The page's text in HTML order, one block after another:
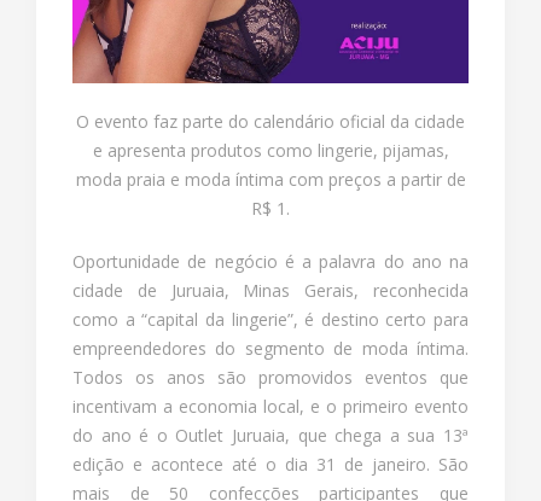
O evento faz parte do calendário oficial da cidade
e apresenta produtos como lingerie, pijamas,
moda praia e moda íntima com preços a partir de
R$ 1.
Oportunidade de negócio é a palavra do ano na
cidade de Juruaia, Minas Gerais, reconhecida
como a “capital da lingerie”, é destino certo para
empreendedores do segmento de moda íntima.
Todos os anos são promovidos eventos que
incentivam a economia local, e o primeiro evento
do ano é o Outlet Juruaia, que chega a sua 13ª
edição e acontece até o dia 31 de janeiro. São
mais de 50 confecções participantes que